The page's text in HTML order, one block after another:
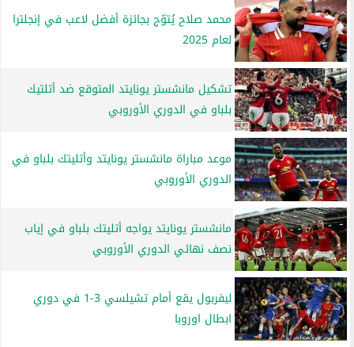
محمد صلاح يُتوّج بجائزة أفضل لاعب في إنجلترا
لعام 2025
تشكيل مانشستر يونايتد المتوقع ضد أتلتيك
بلباو في الدوري الأوروبي
موعد مباراة مانشستر يونايتد وأتليتك بلباو في
الدوري الأوروبي
مانشستر يونايتد يواجه أتليتك بلباو في إياب
نصف نهائي الدوري الأوروبي
ليفربول يقع أمام تشيلسي 3-1 في دوري
ابطال اوروبا